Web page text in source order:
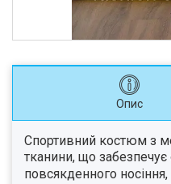
Опис
Спортивний костюм з
тканини, що
повсякденного